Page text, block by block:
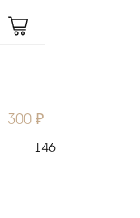
300 ₽
146